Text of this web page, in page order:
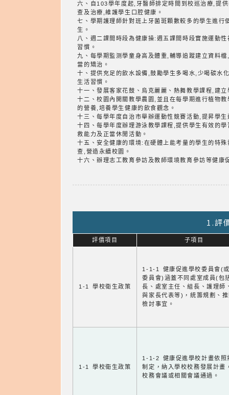
六、自103學年度起,牙醫師排定時間到校巡治療,提
查及治療,維護學生口腔健康。
七、學期護理師針對班上牙菌斑顆數較多的學生進
生。
八、週二課間時段為健康操:週五課間時段實施運動
習慣。
九、每學期監测學童身高及體重,輔導追蹤建立資料
當的矯治。
十、提供充足的飲水設備,鼓勵學生多喝水,少喝碳水
生活習慣。
十一、發展客家花鼓、烏克麗麗、熱舞教學課程,建
十二、校園內開關教學農園,並且在每學期進行植物
的營養,培養學生健康的飲食觀念。
十三、每學年度自治市舉辦運動性競賽活動,提昇學
十四、每學年度辦理游泳教學課程,提供學生有效的
救能力及正當休閒活動。
十五、安全健康的環境:在硬體上能考量的學生的特
查,營造永續校園。
十六、辦理志工教育參訪及教師環境教育參訪等健康
1.評
評價項目 子項目
1-1 學校衛生政策
1-1-1 健康促進學校委員會(
委員會)涵蓋不同處室成員(包
長、處室主任、組長、護理師
與家長代表等)，統籌規劃、
檢討事宜。
1-1 學校衛生政策
1-1-2 健康促進學校計畫依照
制定，納入學校校務發展計畫
校務會議或相關會議通過。